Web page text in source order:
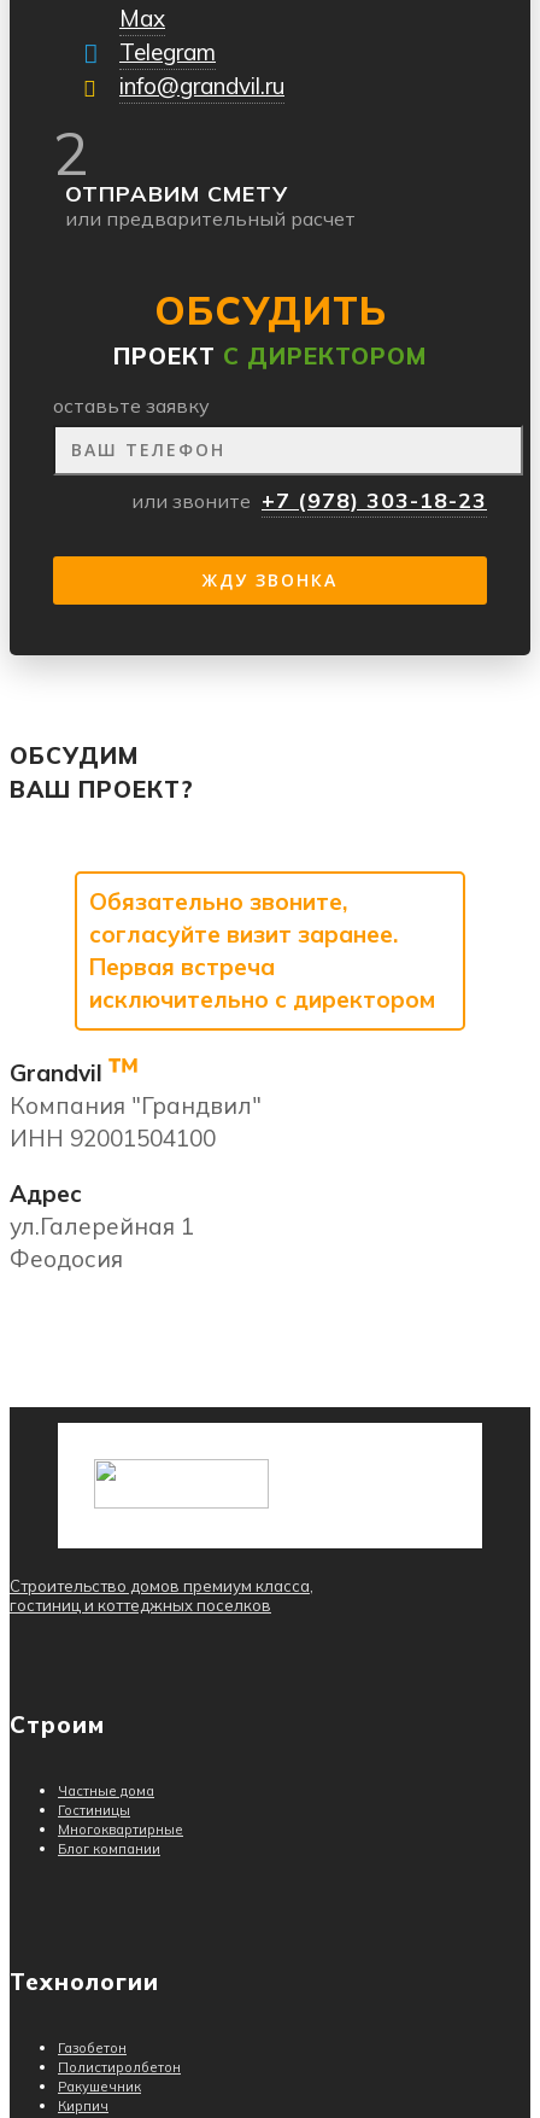
Max
Telegram
info@grandvil.ru
2
ОТПРАВИМ СМЕТУ
или предварительный расчет
ОБСУДИТЬ
ПРОЕКТ С ДИРЕКТОРОМ
оставьте заявку
или звоните +7 (978) 303-18-23
ОБСУДИМ
ВАШ ПРОЕКТ?
Обязательно звоните,
согласуйте визит заранее.
Первая встреча
исключительно с директором
Grandvil ™
Компания "Грандвил"
ИНН 92001504100
Адрес
ул.Галерейная 1
Феодосия
Строительство домов премиум класса,
гостиниц и коттеджных поселков
Строим
Частные дома
Гостиницы
Многоквартирные
Блог компании
Технологии
Газобетон
Полистиролбетон
Ракушечник
Кирпич